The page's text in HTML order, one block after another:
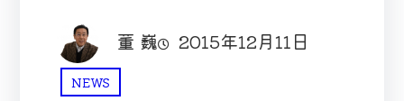
董 巍 2015年12月11日
NEWS